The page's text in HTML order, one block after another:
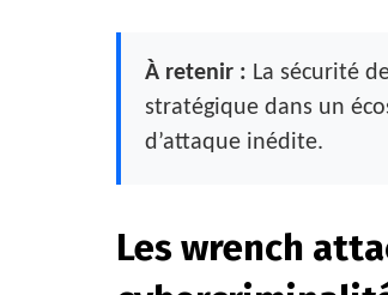
À retenir : La sécurité
stratégique dans un
d’attaque inédite.
Les wrench